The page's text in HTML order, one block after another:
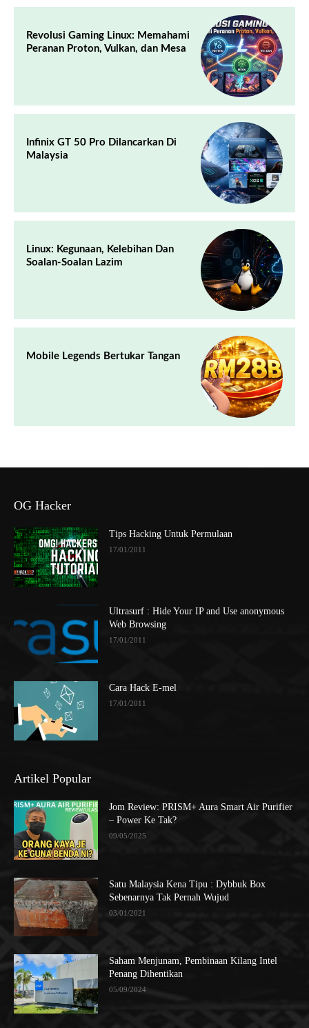
Revolusi Gaming Linux: Memahami
Peranan Proton, Vulkan, dan Mesa
Infinix GT 50 Pro Dilancarkan Di
Malaysia
Linux: Kegunaan, Kelebihan Dan
Soalan-Soalan Lazim
Mobile Legends Bertukar Tangan
OG Hacker
Tips Hacking Untuk Permulaan
17/01/2011
Ultrasurf : Hide Your IP and Use anonymous
Web Browsing
17/01/2011
Cara Hack E-mel
17/01/2011
Artikel Popular
Jom Review: PRISM+ Aura Smart Air Purifier
– Power Ke Tak?
09/05/2025
Satu Malaysia Kena Tipu : Dybbuk Box
Sebenarnya Tak Pernah Wujud
03/01/2021
Saham Menjunam, Pembinaan Kilang Intel
Penang Dihentikan
05/09/2024